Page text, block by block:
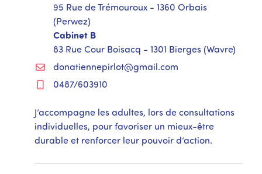
95 Rue de Trémouroux - 1360 Orbais
(Perwez)
Cabinet B
83 Rue Cour Boisacq - 1301 Bierges (Wavre)
donatiennepirlot@gmail.com
0487/603910
J’accompagne les adultes, lors de consultations
individuelles, pour favoriser un mieux-être
durable et renforcer leur pouvoir d’action.